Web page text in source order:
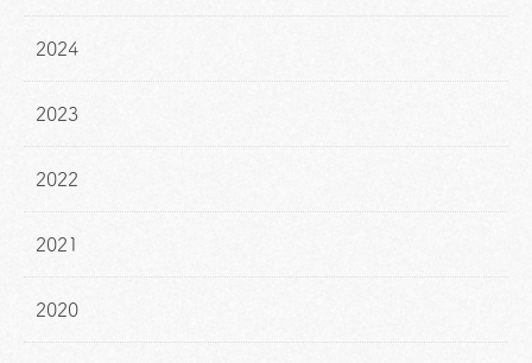
2024
2023
2022
2021
2020